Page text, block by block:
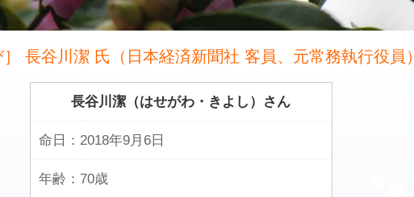
長谷川潔 氏（日本経済新聞社 客員、元常務執行役員）
長谷川潔（はせがわ・きよし）さん
命日： 2018年9月6日
年齢： 70歳